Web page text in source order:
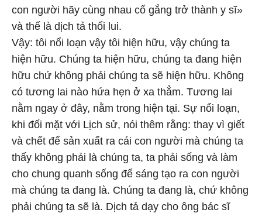
con người hãy cùng nhau cố gắng trở thành y sĩ»
và thế là dịch tả thối lui.
Vậy: tôi nổi loạn vậy tôi hiện hữu, vậy chúng ta
hiện hữu. Chúng ta hiện hữu, chúng ta đang hiện
hữu chứ không phải chúng ta sẽ hiện hữu. Không
có tương lai nào hứa hẹn ở xa thẳm. Tương lai
nằm ngay ở đây, nằm trong hiện tại. Sự nổi loạn,
khi đối mặt với Lịch sử, nói thêm rằng: thay vì giết
và chết để sản xuất ra cái con người mà chúng ta
thấy không phải là chúng ta, ta phải sống và làm
cho chung quanh sống để sáng tạo ra con người
mà chúng ta đang là. Chúng ta đang là, chứ không
phải chúng ta sẽ là. Dịch tả dạy cho ông bác sĩ